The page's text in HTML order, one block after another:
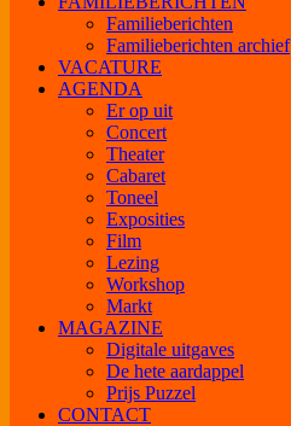
Familieberichten
Familieberichten archief
VACATURE
AGENDA
Er op uit
Concert
Theater
Cabaret
Toneel
Exposities
Film
Lezing
Workshop
Markt
MAGAZINE
Digitale uitgaves
De hete aardappel
Prijs Puzzel
CONTACT